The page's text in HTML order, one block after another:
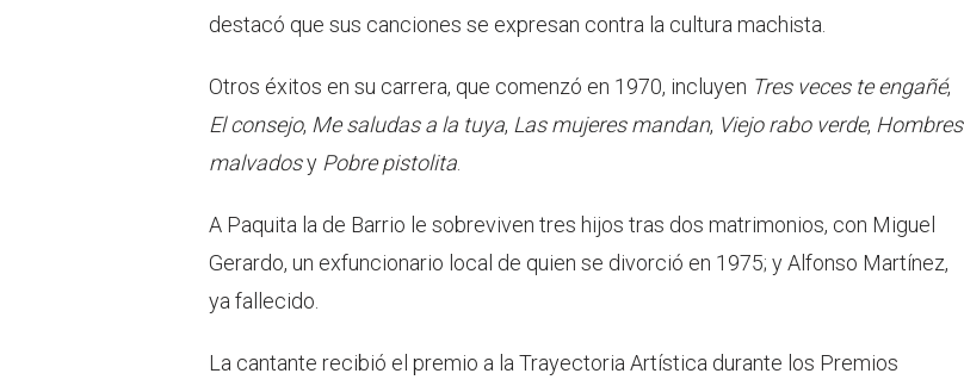
destacó que sus canciones se expresan contra la cultura machista.
Otros éxitos en su carrera, que comenzó en 1970, incluyen Tres veces te engañé,
El consejo, Me saludas a la tuya, Las mujeres mandan, Viejo rabo verde, Hombres
malvadosy Pobre pistolita
A Paquita la de Barrio le sobreviven tres hijos tras dos matrimonios, con Miguel
Gerardo, un exfuncionario local de quien se divorció en 1975; y Alfonso Martínez,
ya fallecido.
La cantante recibió el premio a la Trayectoria Artística durante los Premios